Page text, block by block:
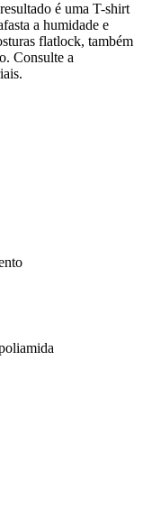
é uma T-shirt
a humidade e
flatlock, também
Consulte a